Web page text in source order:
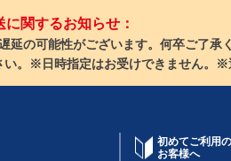
に関するお知らせ：
延の可能性がございます。何卒ご了承
。※日時指定はお受けできません。※
初めてご利用の
お客様へ